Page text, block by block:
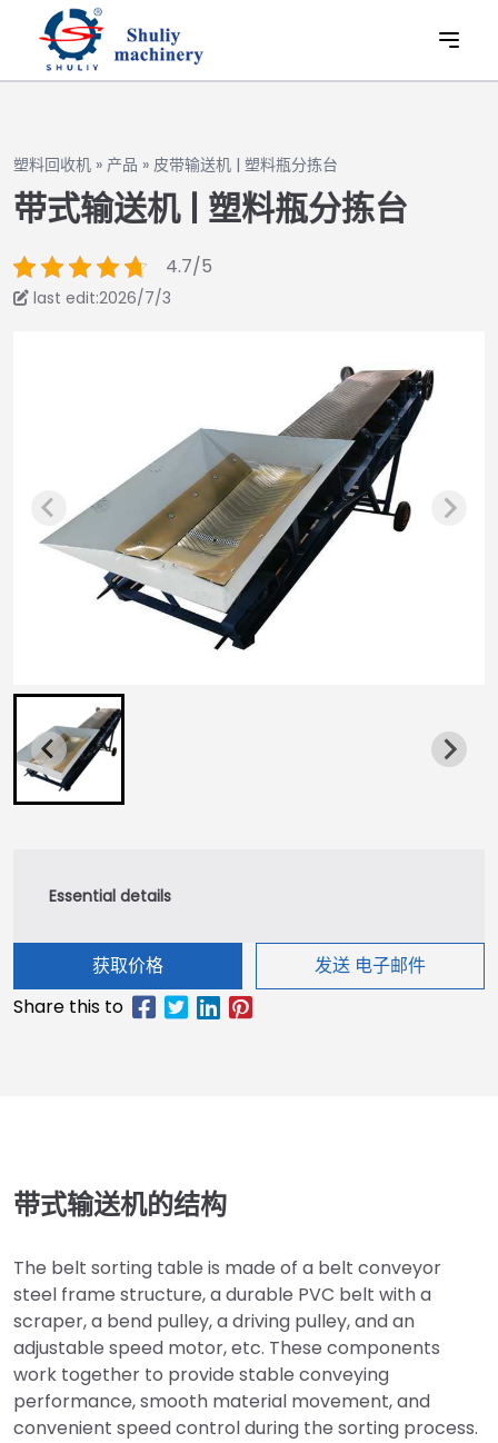
塑料回收机 » 产品 » 皮带输送机 | 塑料瓶分拣台
带式输送机 | 塑料瓶分拣台
4.7/5
last edit:2026/7/3
获取价格 发送 电子邮件
带式输送机的结构
The belt sorting table is made of a belt conveyor
steel frame structure, a durable PVC belt with a
scraper, a bend pulley, a driving pulley, and an
adjustable speed motor, etc. These components
work together to provide stable conveying
performance, smooth material movement, and
convenient speed control during the sorting process.